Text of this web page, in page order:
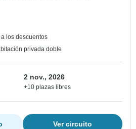
los descuentos
privada doble
2 nov., 2026
+10 plazas libres
Ver circuito